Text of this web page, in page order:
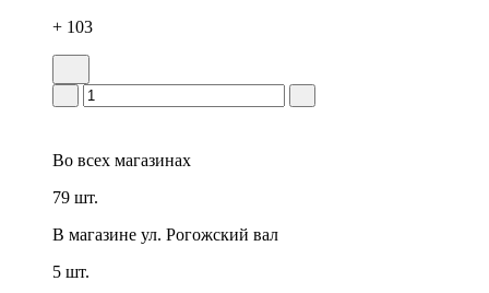
+ 103
Во всех магазинах
79 шт.
В магазине ул. Рогожский вал
5 шт.